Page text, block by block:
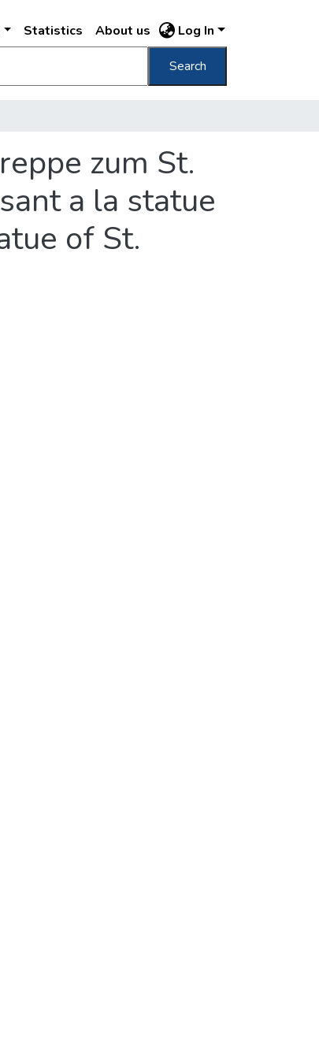
Statistics About us Log In
Search
zum St.
a la statue
of St.